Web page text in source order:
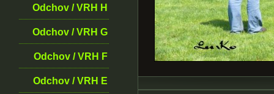
Odchov / VRH H
Odchov / VRH G
Odchov / VRH F
Odchov / VRH E